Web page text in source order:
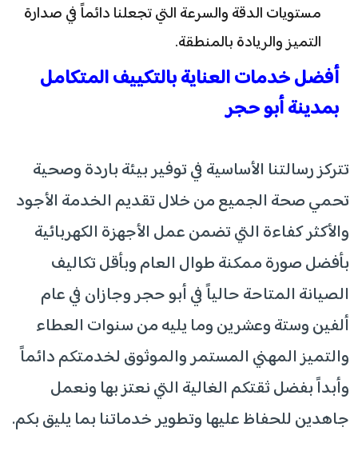
مستويات الدقة والسرعة التي تجعلنا دائماً في صدارة
التميز والريادة بالمنطقة.
أفضل خدمات العناية بالتكييف المتكامل
بمدينة أبو حجر
تتركز رسالتنا الأساسية في توفير بيئة باردة وصحية
تحمي صحة الجميع من خلال تقديم الخدمة الأجود
والأكثر كفاءة التي تضمن عمل الأجهزة الكهربائية
بأفضل صورة ممكنة طوال العام وبأقل تكاليف
الصيانة المتاحة حالياً في أبو حجر وجازان في عام
ألفين وستة وعشرين وما يليه من سنوات العطاء
والتميز المهني المستمر والموثوق لخدمتكم دائماً
وأبداً بفضل ثقتكم الغالية التي نعتز بها ونعمل
جاهدين للحفاظ عليها وتطوير خدماتنا بما يليق بكم.